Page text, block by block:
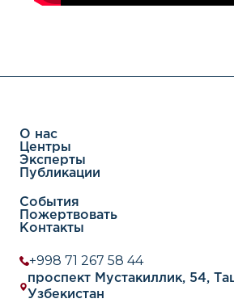
О нас
Центры
Эксперты
Публикации
События
Пожертвовать
Контакты
+998 71 267 58 44
проспект Мустакиллик, 54,
Узбекистан